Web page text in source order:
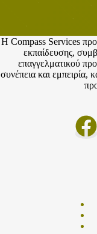
Η Compass Services
εκπαίδευσης,
επαγγελματικού
συνέπεια και εμπειρία,